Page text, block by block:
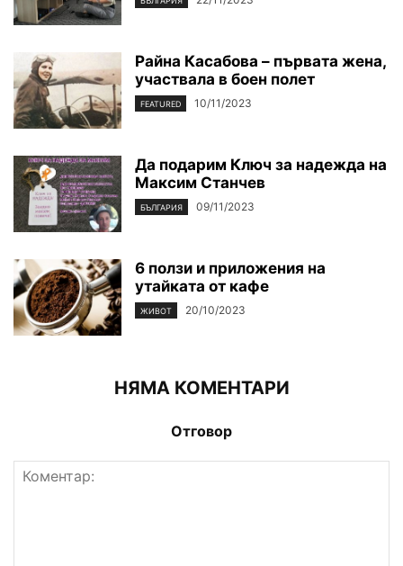
Райна Касабова – първата жена,
участвала в боен полет
FEATURED 10/11/2023
Да подарим Ключ за надежда на
Максим Станчев
БЪЛГАРИЯ 09/11/2023
6 ползи и приложения на
утайката от кафе
ЖИВОТ 20/10/2023
НЯМА КОМЕНТАРИ
Отговор